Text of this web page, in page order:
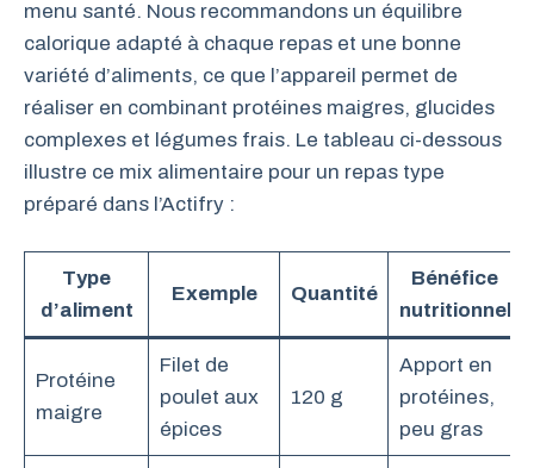
menu santé. Nous recommandons un équilibre
calorique adapté à chaque repas et une bonne
variété d’aliments, ce que l’appareil permet de
réaliser en combinant protéines maigres, glucides
complexes et légumes frais. Le tableau ci-dessous
illustre ce mix alimentaire pour un repas type
préparé dans l’Actifry :
Type
d’aliment
Exemple Quantité
Bénéfice
nutritionnel
Protéine
maigre
Filet de
poulet aux
épices
120 g
Apport en
protéines,
peu gras